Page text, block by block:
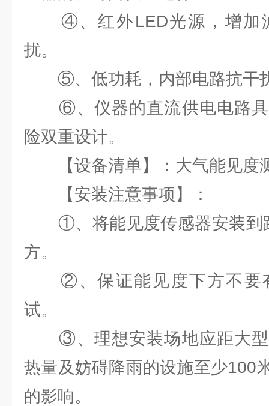
④、红外LED光源，增加
扰。
⑤、低功耗，内部电路抗干
⑥、仪器的直流供电电路具
险双重设计。
【设备清单】：大气能见度
【安装注意事项】：
①、将能见度传感器安装到
方。
②、保证能见度下方不要
试。
③、理想安装场地应距大型
热量及妨碍降雨的设施至少100
的影响。